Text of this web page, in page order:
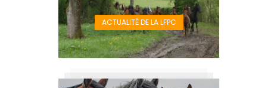
ACTUALITÉ DE LA LFPC